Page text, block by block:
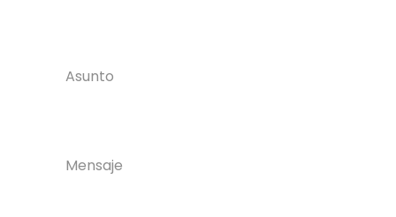
Asunto
Mensaje